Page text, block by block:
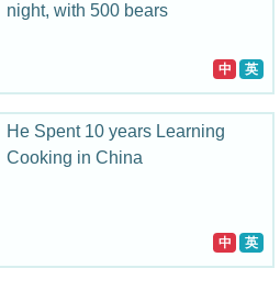
night, with 500 bears
中 英
He Spent 10 years Learning
Cooking in China
中 英